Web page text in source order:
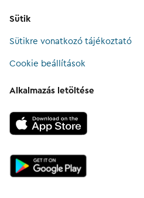
Sütik
Sütikre vonatkozó tájékoztató
Cookie beállítások
Alkalmazás letöltése